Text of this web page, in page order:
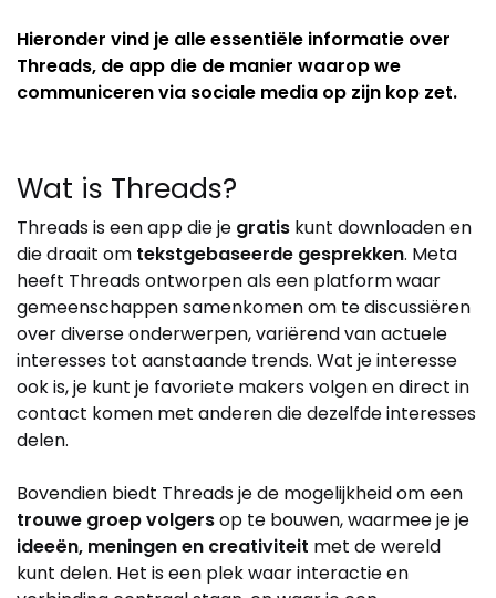
Hieronder vind je alle essentiële informatie over
Threads, de app die de manier waarop we
communiceren via sociale media op zijn kop zet.
Wat is Threads?
Threads is een app die je gratis kunt downloaden en
die draait om tekstgebaseerde gesprekken. Meta
heeft Threads ontworpen als een platform waar
gemeenschappen samenkomen om te discussiëren
over diverse onderwerpen, variërend van actuele
interesses tot aanstaande trends. Wat je interesse
ook is, je kunt je favoriete makers volgen en direct in
contact komen met anderen die dezelfde interesses
delen.
Bovendien biedt Threads je de mogelijkheid om een
trouwe groep volgersop te bouwen, waarmee je je
ideeën, meningen en creativiteit met de wereld
kunt delen. Het is een plek waar interactie en